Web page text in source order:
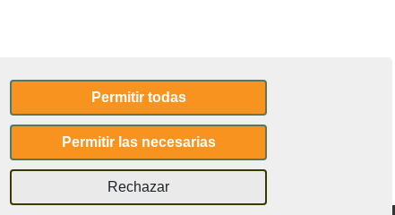
Permitir todas
Permitir las necesarias
Rechazar